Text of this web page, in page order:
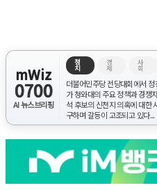
mWiz
0700
AI 뉴스브리핑
정
치
경
제
사
회
더불어민주당 전당대회에서 정
가 청와대의 주요 정책과 경쟁
석 후보의 신천지 의혹에 대한
구하며 갈등이 고조되고 있다...